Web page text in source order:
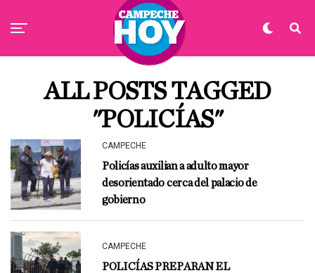
ALL POSTS TAGGED
"POLICÍAS"
CAMPECHE
Policías auxilian a adulto mayor
desorientado cerca del palacio de
gobierno
CAMPECHE
POLICÍAS PREPARAN EL